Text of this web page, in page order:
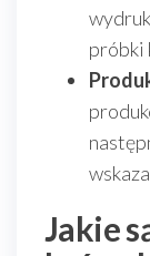
próbki
Jakie